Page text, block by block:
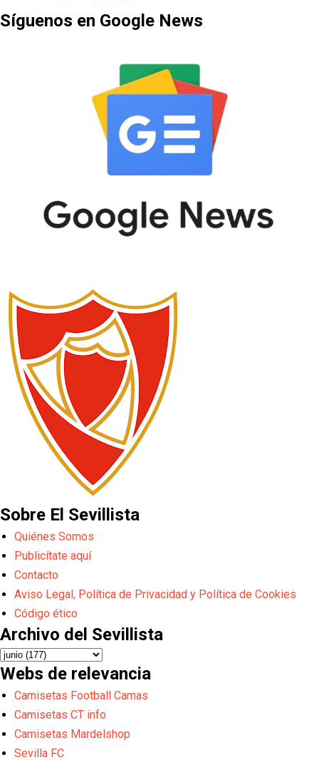
Síguenos en Google News
Sobre El Sevillista
Quiénes Somos
Publicítate aquí
Contacto
Aviso Legal, Política de Privacidad y Política de Cookies
Código ético
Archivo del Sevillista
Webs de relevancia
Camisetas Football Camas
Camisetas CT info
Camisetas Mardelshop
Sevilla FC